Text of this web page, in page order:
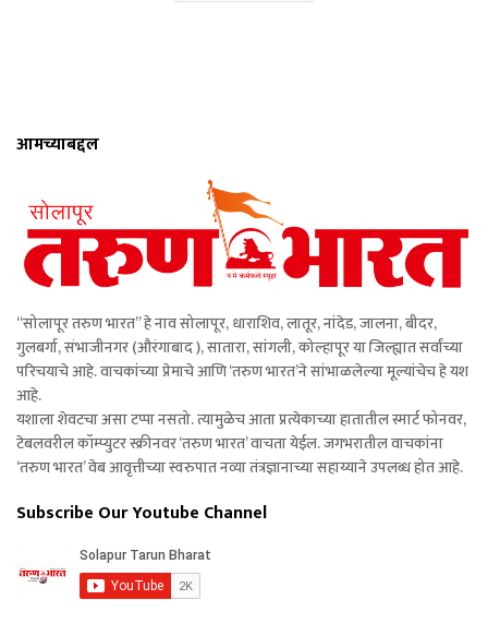
आमच्याबद्दल
“सोलापूर तरुण भारत” हे नाव सोलापूर, धाराशिव, लातूर, नांदेड, जालना, बीदर,
गुलबर्गा, संभाजीनगर (औरंगाबाद ), सातारा, सांगली, कोल्हापूर या जिल्ह्यात सर्वांच्या
परिचयाचे आहे. वाचकांच्या प्रेमाचे आणि ‘तरुण भारत’ने सांभाळलेल्या मूल्यांचेच हे यश
आहे.
यशाला शेवटचा असा टप्पा नसतो. त्यामुळेच आता प्रत्येकाच्या हातातील स्मार्ट फोनवर,
टेबलवरील कॉम्प्युटर स्क्रीनवर ‘तरुण भारत’ वाचता येईल. जगभरातील वाचकांना
‘तरुण भारत’ वेब आवृत्तीच्या स्वरुपात नव्या तंत्रज्ञानाच्या सहाय्याने उपलब्ध होत आहे.
Subscribe Our Youtube Channel